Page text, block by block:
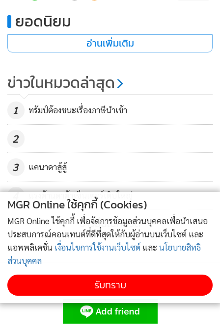
ก็เกิดความยุ่งยากต่อการอนุญาตทำงานของคนขับรถบรรทุก
คนอังกฤษและคนใน 27 ประเทศของอียู
มากสำหรับคนขับรถบรรทุก ซึ่งบริษัทอังกฤษก็กดค่าแรงสำหรับ
คนขับรถจากอียูที่จะมาทำงานที่อังกฤษ
ล่าสุด นายกฯ
คนเปิดให้ชั่วคราว (3 เดือน) เพื่อแก้ปัญหาวิกฤตขาดคนขับรถ
บรรทุก... ปรากฏว่ามีคนมาสมัครน้อยมากไม่ถึง 500 คน! และนา
ยกฯ ลงทุนอ้อนวอนให้บริษัทต่างๆ เพิ่มค่าจ้างสวัสดิการให้คนขับ
รถ แต่ดูจะไม่ได้ผลเอาเลย
วิกฤตจากราคาพลังงานพุ่งอย่างรวดเร็วครั้งนี้ เกิดขึ้นพร้อมๆ กับ
ราคาสินค้าโภคภัณฑ์ (พวกวัตถุดิบต่างๆ) ทั้งโลหะและอโลหะ
ขึ้นพรวด เนื่องจากมีการ
โควิดเมื่อปีที่แล้ว จึงมีการลดการลงทุนในเหล่าผู้ผลิตวัตถุดิบ และ
เมื่อมีการผ่อนคลายกฎเข้มงวดเช่น ล็อกดาวน์ (หลัง
ระดมฉีดวัคซีน) ทำให้ความต้องการวัตถุดิบพุ่งสูงในเวลาอันสั้น
ยอดนิยม
อ่านเพิ่มเติม
ข่าวในหมวดล่าสุด
1 ทรัมป์ต้องชนะเรื่องภาษีนำเข้า
2
3 แคนาดาสู้สู้
4 แรงต้านดาต้าเซ็นเตอร์เติบใหญ่
ข่าวอื่นในหมวด
ติดตามข่าวสารผ่านทาง LINE
MGR Online ใช้คุกกี้ (Cookies)
MGR Online ใช้คุกกี้ เพื่อจัดการข้อมูลส่วนบุคคลเพื่อนำเสนอ
ประสบการณ์คอนเทนต์ที่ดีที่สุดให้กับผู้อ่านบนเว็บไซต์ และ
แอพพลิเคชั่น เงื่อนไขการใช้งานเว็บไซต์ และ นโยบายสิทธิ
ส่วนบุคคล
รับทราบ